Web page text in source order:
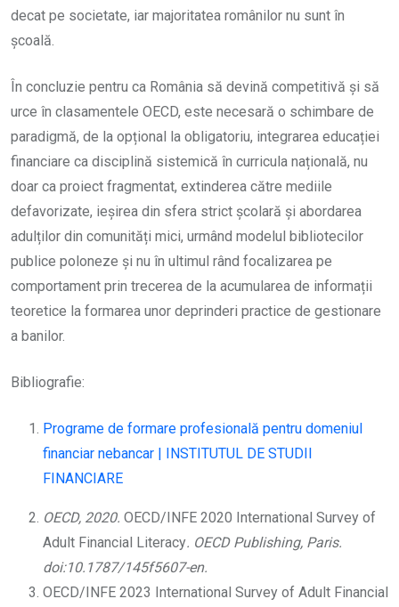
decat pe societate, iar majoritatea românilor nu sunt în
școală.
În concluzie pentru ca România să devină competitivă și să
urce în clasamentele OECD, este necesară o schimbare de
paradigmă, de la opțional la obligatoriu, integrarea educației
financiare ca disciplină sistemică în curricula națională, nu
doar ca proiect fragmentat, extinderea către mediile
defavorizate, ieșirea din sfera strict școlară și abordarea
adulților din comunități mici, urmând modelul bibliotecilor
publice poloneze și nu în ultimul rând focalizarea pe
comportament prin trecerea de la acumularea de informații
teoretice la formarea unor deprinderi practice de gestionare
a banilor.
Bibliografie:
Programe de formare profesională pentru domeniul
financiar nebancar | INSTITUTUL DE STUDII
FINANCIARE
OECD, 2020. OECD/INFE 2020 International Survey of
Adult Financial Literacy. OECD Publishing, Paris.
doi:10.1787/145f5607-en.
OECD/INFE 2023 International Survey of Adult Financial